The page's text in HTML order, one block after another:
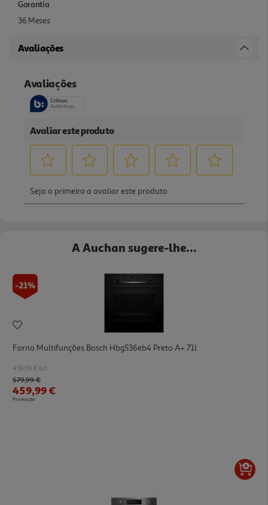
Garantia
36 Meses
Avaliações
A Auchan sugere-lhe...
-21%
Forno Multifunções Bosch Hbg536eb4 Preto A+ 71l
459.99 €/un
Price reduced from
579,99 €to
459,99 €
Promoção